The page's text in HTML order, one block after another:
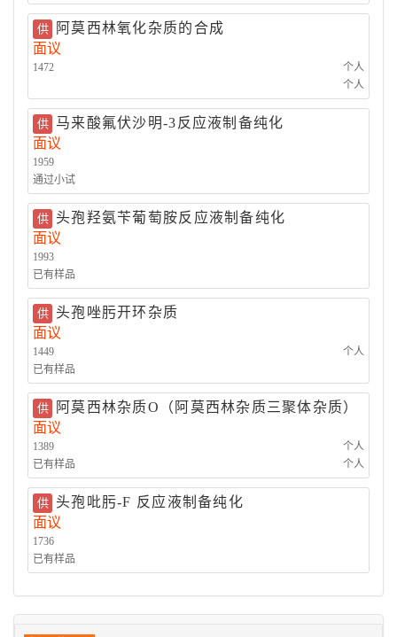
供
阿莫西林氧化杂质的合成
面议
1472
个人
个人
供
马来酸氟伏沙明-3反应液制备纯化
面议
1959
通过小试
供
头孢羟氨苄葡萄胺反应液制备纯化
面议
1993
已有样品
供
头孢唑肟开环杂质
面议
1449
已有样品
个人
供
阿莫西林杂质O（阿莫西林杂质三聚体杂质）
面议
1389
已有样品
个人
个人
供
头孢吡肟-F 反应液制备纯化
面议
1736
已有样品